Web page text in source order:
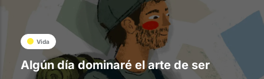
Vida
Algún día dominaré el arte de ser